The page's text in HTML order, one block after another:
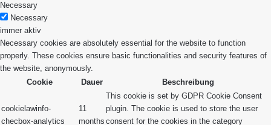
Necessary
Necessary
immer aktiv
Necessary cookies are absolutely essential for the website to function
properly. These cookies ensure basic functionalities and security features of
the website, anonymously.
Cookie
Dauer Beschreibung
cookielawinfo-
checbox-analytics
11
months
This cookie is set by GDPR Cookie Consent
plugin. The cookie is used to store the user
consent for the cookies in the category